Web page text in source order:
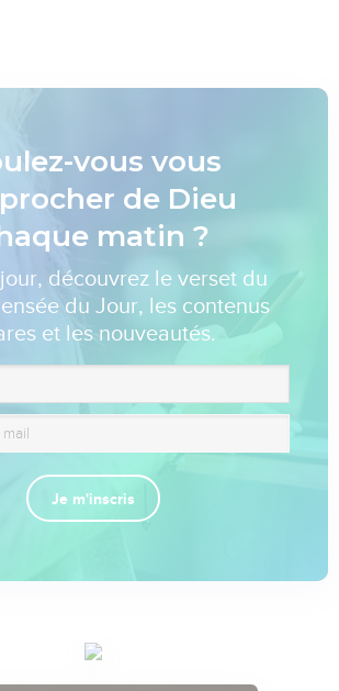
vous vous
de Dieu
matin ?
découvrez le verset du
du Jour, les contenus
et les nouveautés.
Je m'inscris